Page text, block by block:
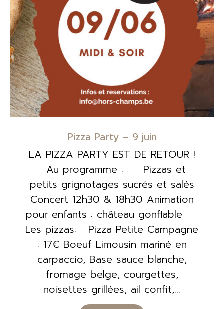
Pizza Party – 9 juin
LA PIZZA PARTY EST DE RETOUR !
Au programme : Pizzas et
petits grignotages sucrés et salés
Concert 12h30 & 18h30 Animation
pour enfants : château gonflable
Les pizzas: Pizza Petite Campagne
: 17€ Boeuf Limousin mariné en
carpaccio, Base sauce blanche,
fromage belge, courgettes,
noisettes grillées, ail confit,…